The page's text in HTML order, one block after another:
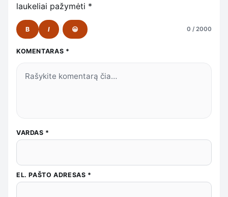
laukeliai pažymėti *
B I 😀 0 / 2000
KOMENTARAS *
VARDAS *
EL. PAŠTO ADRESAS *